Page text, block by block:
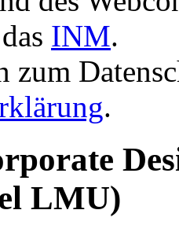
INM.
zum
.
LMU)